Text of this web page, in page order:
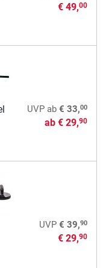
€ 49,00
UVPab € 33,00
ab € 29,90
UVP € 39,90
€ 29,90